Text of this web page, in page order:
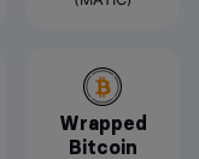
Wrapped
Bitcoin